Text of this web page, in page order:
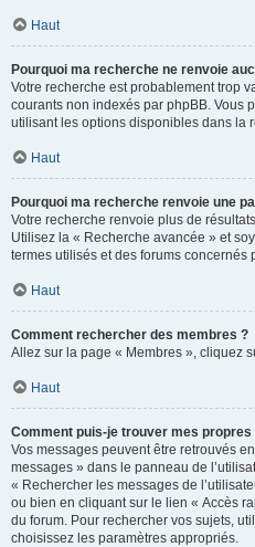
Haut
Pourquoi ma recherche ne renvoie
Votre recherche est probablement trop
courants non indexés par phpBB. Vous
utilisant les options disponibles dans la
Haut
Pourquoi ma recherche renvoie une
Votre recherche renvoie plus de
Utilisez la « Recherche avancée » et
termes utilisés et des forums concernés
Haut
Comment rechercher des membres ?
Allez sur la page « Membres », cliquez
Haut
Comment puis-je trouver mes
Vos messages peuvent être retrouvés
messages » dans le panneau de
« Rechercher les messages de
ou bien en cliquant sur le lien « Accès
du forum. Pour rechercher vos sujets,
choisissez les paramètres appropriés.